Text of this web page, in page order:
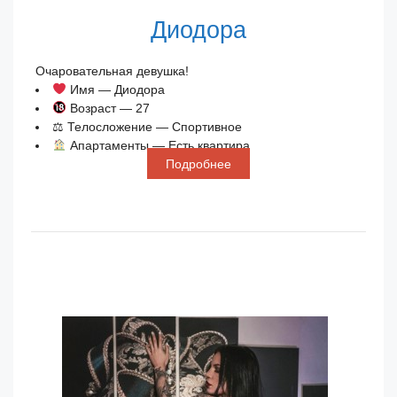
Диодора
Очаровательная девушка!
Имя — Диодора
Возраст — 27
⚖ Телосложение — Спортивное
Апартаменты — Есть квартира
Подробнее